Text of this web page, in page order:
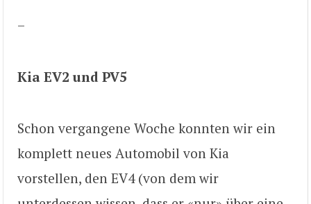
–
Kia EV2 und PV5
Schon vergangene Woche konnten wir ein
komplett neues Automobil von Kia
vorstellen, den EV4 (von dem wir